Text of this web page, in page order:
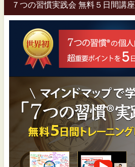
７つの習慣実践会 無料５日間講座